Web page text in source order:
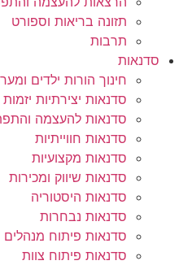
תזונה בריאות וספורט
תרבות
סדנאות
חינוך הורות ילדים
סדנאות יצירתיות
סדנאות להעצמה
סדנאות חווייתיות
סדנאות מקצועיות
סדנאות שיווק ומכירות
סדנאות היסטוריה
סדנאות נבחרות
סדנאות פיתוח מנהלים
סדנאות פיתוח צוות